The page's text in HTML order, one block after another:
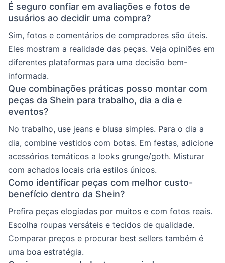
É seguro confiar em avaliações e fotos de
usuários ao decidir uma compra?
Sim, fotos e comentários de compradores são úteis.
Eles mostram a realidade das peças. Veja opiniões em
diferentes plataformas para uma decisão bem-
informada.
Que combinações práticas posso montar com
peças da Shein para trabalho, dia a dia e
eventos?
No trabalho, use jeans e blusa simples. Para o dia a
dia, combine vestidos com botas. Em festas, adicione
acessórios temáticos a looks grunge/goth. Misturar
com achados locais cria estilos únicos.
Como identificar peças com melhor custo-
benefício dentro da Shein?
Prefira peças elogiadas por muitos e com fotos reais.
Escolha roupas versáteis e tecidos de qualidade.
Comparar preços e procurar best sellers também é
uma boa estratégia.